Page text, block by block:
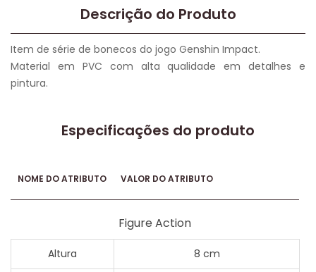
Descrição do Produto
Item de série de bonecos do jogo Genshin Impact.
Material em PVC com alta qualidade em detalhes e
pintura.
Especificações do produto
NOME DO ATRIBUTO VALOR DO ATRIBUTO
Figure Action
Altura 8 cm